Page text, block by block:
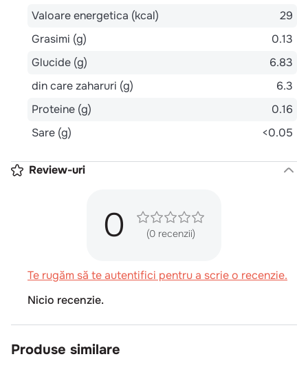
Valoare energetica (kcal)
29
Grasimi (g)
0.13
Glucide (g)
6.83
din care zaharuri (g)
6.3
Proteine (g)
0.16
Sare (g)
<0.05
Review-uri
0 (0 recenzii)
Te rugăm să te autentifici pentru a scrie o recenzie.
Nicio recenzie.
Produse similare